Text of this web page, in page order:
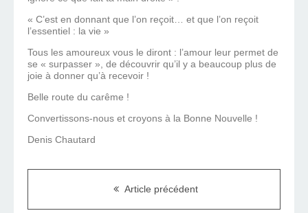
« C’est en donnant que l’on reçoit… et que l’on reçoit
l’essentiel : la vie »
Tous les amoureux vous le diront : l’amour leur permet de
se « surpasser », de découvrir qu’il y a beaucoup plus de
joie à donner qu’à recevoir !
Belle route du carême !
Convertissons-nous et croyons à la Bonne Nouvelle !
Denis Chautard
Article précédent